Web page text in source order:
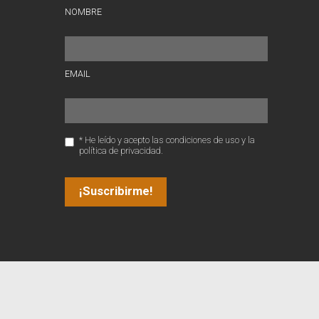
NOMBRE
EMAIL
* He leído y acepto las condiciones de uso y la
política de privacidad.